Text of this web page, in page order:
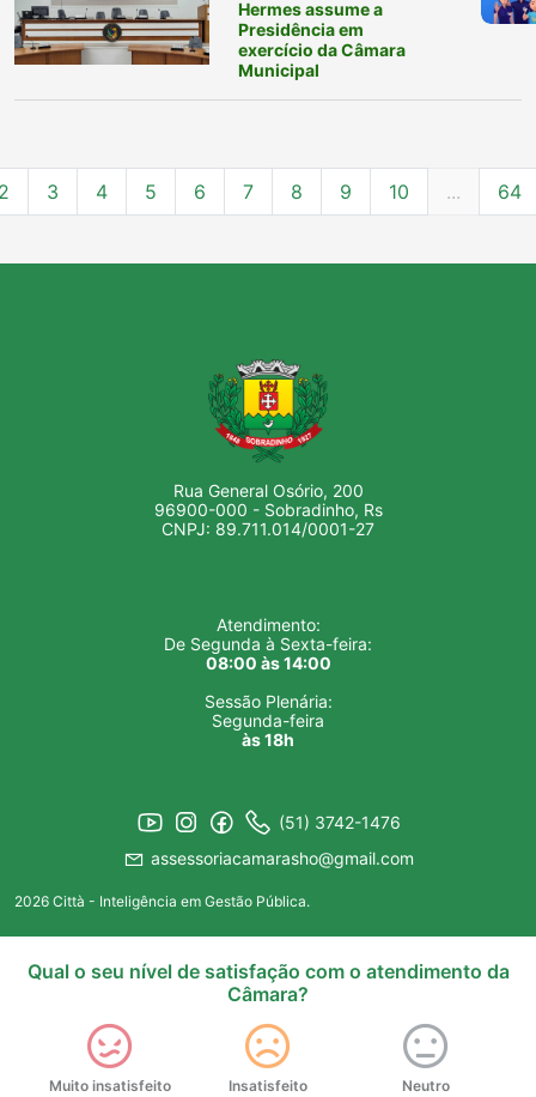
Hermes assume a
Presidência em
exercício da Câmara
Municipal
3 4 5 6 7 8 9 10 ... 64
Rua General Osório, 200
96900-000 - Sobradinho, Rs
CNPJ: 89.711.014/0001-27
Atendimento:
De Segunda à Sexta-feira:
08:00 às 14:00
Sessão Plenária:
Segunda-feira
às 18h
(51) 3742-1476
assessoriacamarasho@gmail.com
2026 Città - Inteligência em Gestão Pública.
Qual o seu nível de satisfação com o atendimento da
Câmara?
Muito insatisfeito Insatisfeito Neutro